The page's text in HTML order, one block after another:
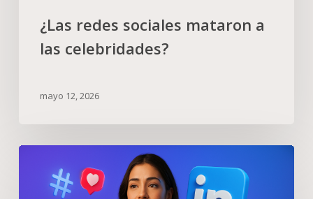
¿Las redes sociales mataron a
las celebridades?
mayo 12, 2026